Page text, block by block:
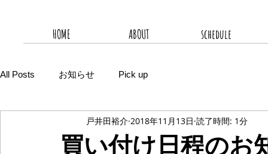
HOME ABOUT schedule
All Posts お知らせ Pick up
買い付け日程のお
戸井田裕介 2018年11月13日 読了時間: 1分